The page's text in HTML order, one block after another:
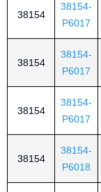
38154
38154-
P6017
38154
38154-
P6017
38154
38154-
P6017
38154
38154-
P6018